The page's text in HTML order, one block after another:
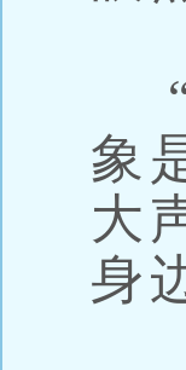
“
象
大
身